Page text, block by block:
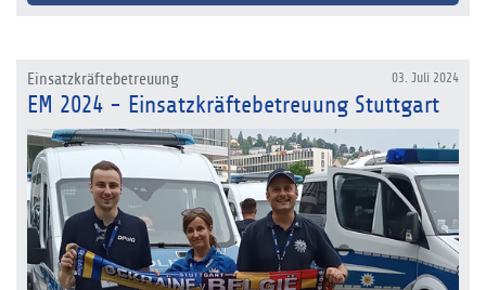
03. Juli 2024
Einsatzkräftebetreuung
EM 2024 - Einsatzkräftebetreuung Stuttgart